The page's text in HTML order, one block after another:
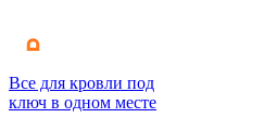
Все для кровли под
ключ в одном месте